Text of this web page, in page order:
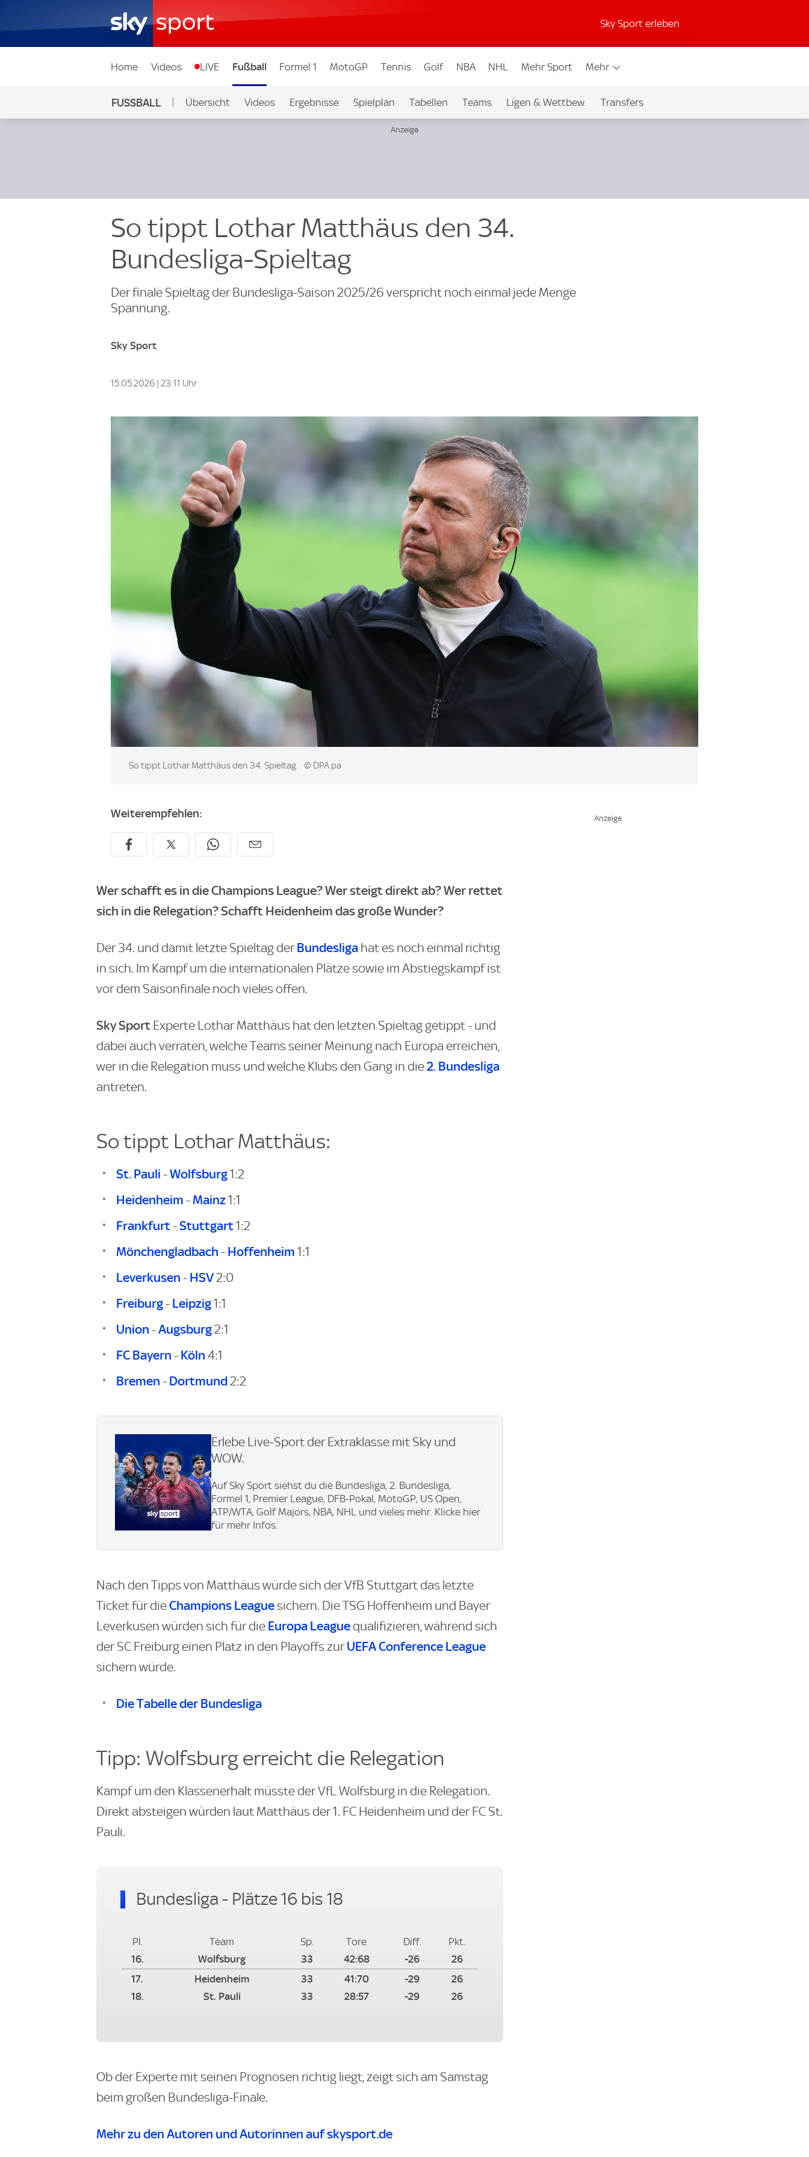
Sky Sport erleben
Home Videos LIVE Fußball Formel 1 MotoGP Tennis Golf NBA NHL Mehr Sport Mehr
FUSSBALL Übersicht Videos Ergebnisse Spielplan Tabellen Teams Ligen & Wettbew. Transfers
So tippt Lothar Matthäus den 34.
Bundesliga-Spieltag
Der finale Spieltag der Bundesliga-Saison 2025/26 verspricht noch einmal jede Menge
Spannung.
Sky Sport
15.05.2026 | 23:11 Uhr
Image:
So tippt Lothar Matthäus den 34. Spieltag. © DPA pa
Weiterempfehlen:
Wer schafft es in die Champions League? Wer steigt direkt ab? Wer rettet
sich in die Relegation? Schafft Heidenheim das große Wunder?
Der 34. und damit letzte Spieltag derBundesliga hat es noch einmal richtig
in sich. Im Kampf um die internationalen Plätze sowie im Abstiegskampf ist
vor dem Saisonfinale noch vieles offen.
Sky Sport Experte Lothar Matthäus hat den letzten Spieltag getippt - und
dabei auch verraten, welche Teams seiner Meinung nach Europa erreichen,
wer in die Relegation muss und welche Klubs den Gang in die2. Bundesliga
antreten.
So tippt Lothar Matthäus:
St. Pauli -Wolfsburg1:2
Heidenheim - Mainz1:1
Frankfurt-Stuttgart1:2
Mönchengladbach - Hoffenheim 1:1
Leverkusen - HSV2:0
Freiburg- Leipzig1:1
Union -Augsburg2:1
FC Bayern - Köln 4:1
Bremen - Dortmund2:2
Erlebe Live-Sport der Extraklasse mit Sky und
WOW.
Auf Sky Sport siehst du die Bundesliga, 2. Bundesliga,
Formel 1, Premier League, DFB-Pokal, MotoGP, US Open,
ATP/WTA, Golf Majors, NBA, NHL und vieles mehr. Klicke hier
für mehr Infos.
Nach den Tipps von Matthäus würde sich der VfB Stuttgart das letzte
Ticket für dieChampions League sichern. Die TSG Hoffenheim und Bayer
Leverkusen würden sich für die Europa Leaguequalifizieren, während sich
der SC Freiburg einen Platz in den Playoffs zurUEFA Conference League
sichern würde.
Die Tabelle der Bundesliga
Tipp: Wolfsburg erreicht die Relegation
Kampf um den Klassenerhalt müsste der VfL Wolfsburg in die Relegation.
Direkt absteigen würden laut Matthäus der 1. FC Heidenheim und der FC St.
Pauli.
Bundesliga - Plätze 16 bis 18
Pl. Team Sp. Tore Diff.
Pkt.
16.
Wolfsburg 33 42:68 -26
26
17.
Heidenheim 33 41:70 -29
26
18.
St. Pauli 33 28:57 -29 26
Ob der Experte mit seinen Prognosen richtig liegt, zeigt sich am Samstag
beim großen Bundesliga-Finale.
Mehr zu den Autoren und Autorinnen auf skysport.de